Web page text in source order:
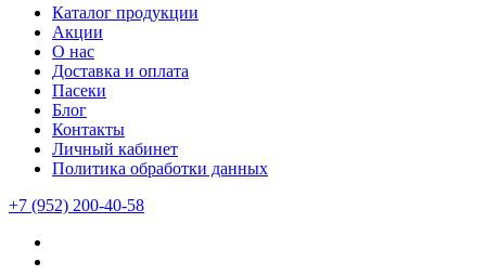
Каталог продукции
Акции
О нас
Доставка и оплата
Пасеки
Блог
Контакты
Личный кабинет
Политика обработки данных
+7 (952) 200-40-58